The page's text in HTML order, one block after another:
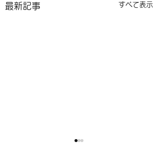
最新記事 すべて表示